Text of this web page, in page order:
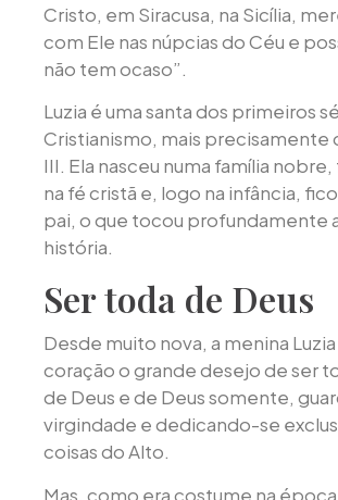
Cristo, em Siracusa, na Sicília,
com Ele nas núpcias do Céu e
não tem ocaso”.
Luzia é uma santa dos primeiros
Cristianismo, mais precisamente
III. Ela nasceu numa família
na fé cristã e, logo na infância,
pai, o que tocou profundamente
história.
Ser toda de Deus
Desde muito nova, a menina
coração o grande desejo de ser
de Deus e de Deus somente,
virgindade e dedicando-se
coisas do Alto.
Mas, como era costume na